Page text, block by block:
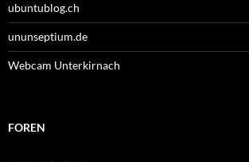
ubuntublog.ch
ununseptium.de
Webcam Unterkirnach
FOREN